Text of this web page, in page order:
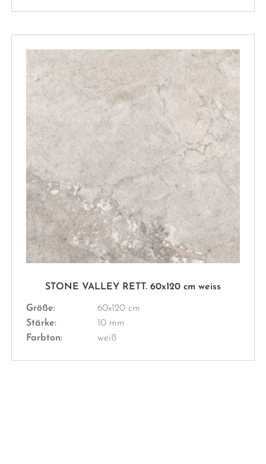
STONE VALLEY RETT. 60x120 cm weiss
Größe:
60x120 cm
Stärke:
10 mm
Farbton:
weiß